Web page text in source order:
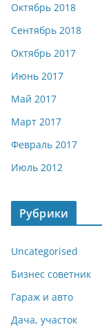
Октябрь 2018
Сентябрь 2018
Октябрь 2017
Июнь 2017
Май 2017
Март 2017
Февраль 2017
Июль 2012
Рубрики
Uncategorised
Бизнес советник
Гараж и авто
Дача, участок